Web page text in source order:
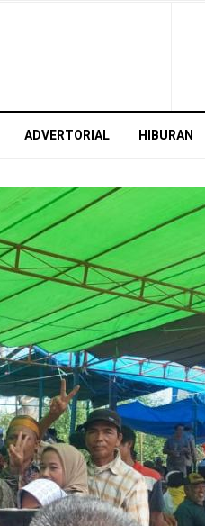
ADVERTORIAL HIBURAN